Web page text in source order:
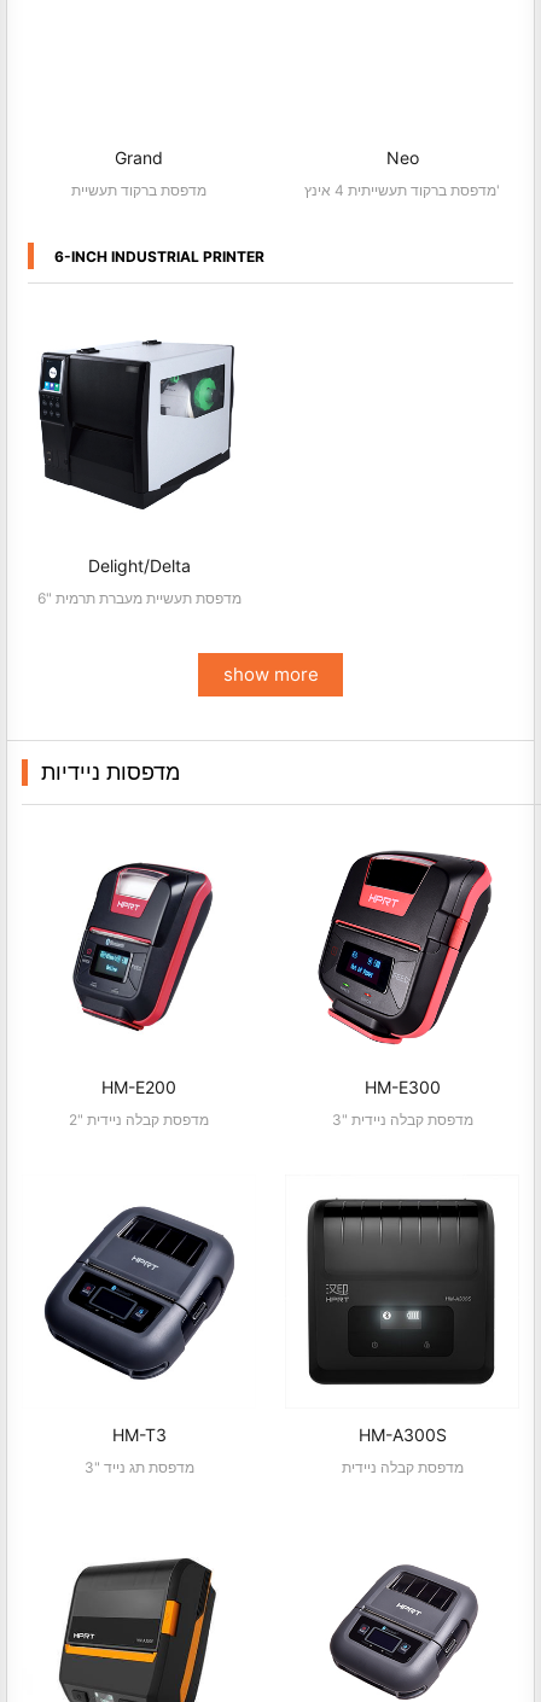
Grand
מדפסת ברקוד תעשיית
Neo
מדפסת ברקוד תעשייתית 4 אינץ'
6-INCH INDUSTRIAL PRINTER
Delight/Delta
6" מדפסת תעשיית מעברת תרמית
show more
מדפסות ניידיות
HM-E200
2" מדפסת קבלה ניידית
HM-E300
3" מדפסת קבלה ניידית
HM-T3
3" מדפסת תג נייד
HM-A300S
מדפסת קבלה ניידית